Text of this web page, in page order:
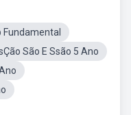
Fundamental
São E Ssão 5 Ano